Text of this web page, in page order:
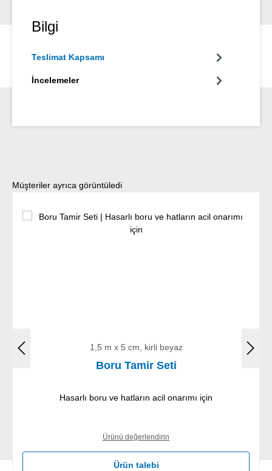
Bilgi
Teslimat Kapsamı
İncelemeler
Ürün galerisini atla
Müşteriler ayrıca görüntüledi
1,5 m x 5 cm, kirli beyaz
Boru Tamir Seti
Hasarlı boru ve hatların acil onarımı için
Ürünü değerlendirin
Ürün talebi